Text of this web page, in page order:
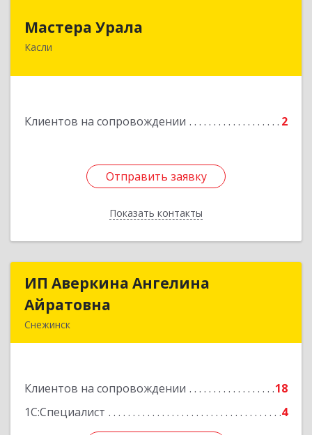
Мастера Урала
Касли
Клиентов на сопровождении 2
Отправить заявку
Показать контакты
456830, Челябинская обл., г. Касли, ул. Карла
Отправить заявку
Назад
ИП Аверкина Ангелина
Айратовна
Снежинск
Клиентов на сопровождении
18
1С:Специалист
4
ИП Аверкина Ангелина
Подробнее